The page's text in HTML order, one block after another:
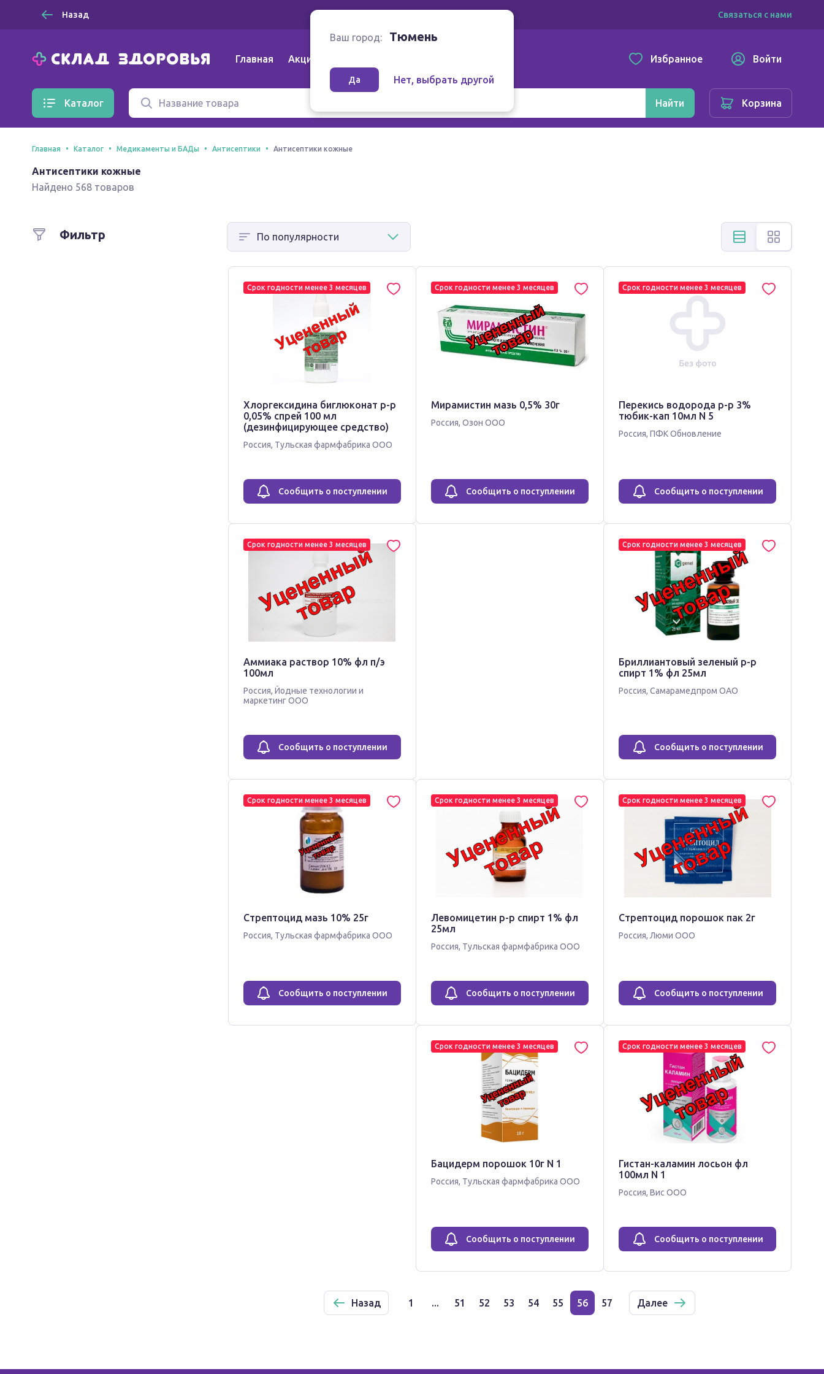
Назад Связаться с нами
Главная Акции Избранное Войти
Каталог Найти Корзина
Ваш город: Тюмень
Да Нет, выбрать другой
Главная Каталог Медикаменты и БАДы Антисептики Антисептики кожные
Антисептики кожные
Найдено 568 товаров
Фильтр
Срок годности менее 3 месяцев
Хлоргексидина биглюконат р-р
0,05% спрей 100 мл
(дезинфицирующее средство)
Россия, Тульская фармфабрика ООО
Сообщить о поступлении
Срок годности менее 3 месяцев
Мирамистин мазь 0,5% 30г
Россия, Озон ООО
Сообщить о поступлении
Срок годности менее 3 месяцев
Перекись водорода р-р 3%
тюбик-кап 10мл N 5
Россия,ПФК Обновление
Сообщить о поступлении
Срок годности менее 3 месяцев
Аммиака раствор 10% фл п/э
100мл
Россия, Йодные технологии и
маркетинг ООО
Сообщить о поступлении
Срок годности менее 3 месяцев
Бриллиантовый зеленый р-р
спирт 1% фл 25мл
Россия,Самарамедпром ОАО
Сообщить о поступлении
Срок годности менее 3 месяцев
Стрептоцид мазь 10% 25г
Россия, Тульская фармфабрика ООО
Сообщить о поступлении
Срок годности менее 3 месяцев
Левомицетин р-р спирт 1% фл
25мл
Россия, Тульская фармфабрика ООО
Сообщить о поступлении
Срок годности менее 3 месяцев
Стрептоцид порошок пак 2г
Россия,Люми ООО
Сообщить о поступлении
Срок годности менее 3 месяцев
Бацидерм порошок 10г N 1
Россия, Тульская фармфабрика ООО
Сообщить о поступлении
Срок годности менее 3 месяцев
Гистан-каламин лосьон фл
100мл N 1
Россия,Вис ООО
Сообщить о поступлении
Назад 1 ... 51 52 53 54 55 56 57 Далее